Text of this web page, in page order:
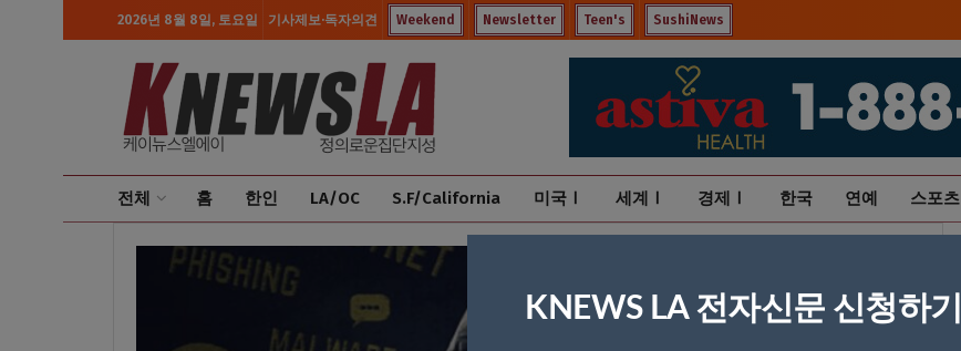
2026년 8월 8일, 토요일 기사제보·독자의견 Weekend Newsletter Teen's SushiNews
전체 홈 한인 LA/OC S.F/California 미국Ⅰ 세계Ⅰ 경제Ⅰ 한국 연예 스포츠
KNEWS LA 전자신문 신청하기